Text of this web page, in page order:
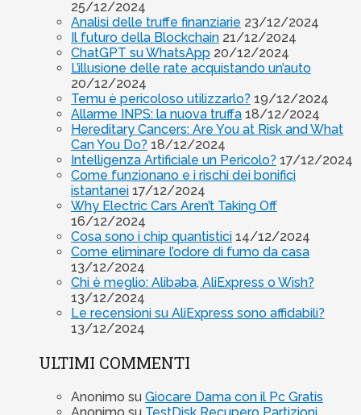
25/12/2024
Analisi delle truffe finanziarie 23/12/2024
Il futuro della Blockchain 21/12/2024
ChatGPT su WhatsApp 20/12/2024
L’illusione delle rate acquistando un’auto
20/12/2024
Temu è pericoloso utilizzarlo? 19/12/2024
Allarme INPS: la nuova truffa 18/12/2024
Hereditary Cancers: Are You at Risk and What
Can You Do? 18/12/2024
Intelligenza Artificiale un Pericolo? 17/12/2024
Come funzionano e i rischi dei bonifici
istantanei 17/12/2024
Why Electric Cars Aren’t Taking Off
16/12/2024
Cosa sono i chip quantistici 14/12/2024
Come eliminare l’odore di fumo da casa
13/12/2024
Chi è meglio: Alibaba, AliExpress o Wish?
13/12/2024
Le recensioni su AliExpress sono affidabili?
13/12/2024
ULTIMI COMMENTI
Anonimo su Giocare Dama con il Pc Gratis